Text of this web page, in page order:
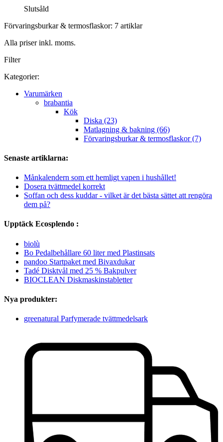
Slutsåld
Förvaringsburkar & termosflaskor: 7 artiklar
Alla priser inkl. moms.
Filter
Kategorier:
Varumärken
brabantia
Kök
Diska (23)
Matlagning & bakning (66)
Förvaringsburkar & termosflaskor (7)
Senaste artiklarna:
Månkalendern som ett hemligt vapen i hushållet!
Dosera tvättmedel korrekt
Soffan och dess kuddar - vilket är det bästa sättet att rengöra
dem på?
Upptäck Ecosplendo :
biolù
Bo Pedalbehållare 60 liter med Plastinsats
pandoo Startpaket med Bivaxdukar
Tadé Disktvål med 25 % Bakpulver
BIOCLEAN Diskmaskinstabletter
Nya produkter:
greenatural Parfymerade tvättmedelsark